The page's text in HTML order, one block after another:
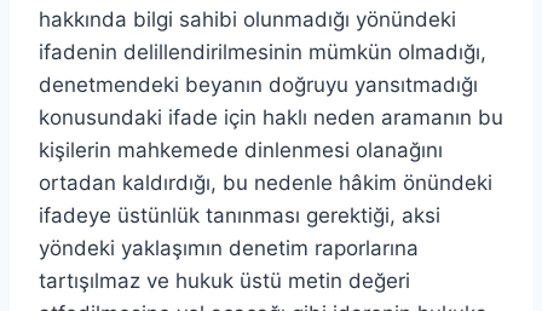
hakkında bilgi sahibi olunmadığı yönündeki
ifadenin delillendirilmesinin mümkün olmadığı,
denetmendeki beyanın doğruyu yansıtmadığı
konusundaki ifade için haklı neden aramanın bu
kişilerin mahkemede dinlenmesi olanağını
ortadan kaldırdığı, bu nedenle hâkim önündeki
ifadeye üstünlük tanınması gerektiği, aksi
yöndeki yaklaşımın denetim raporlarına
tartışılmaz ve hukuk üstü metin değeri